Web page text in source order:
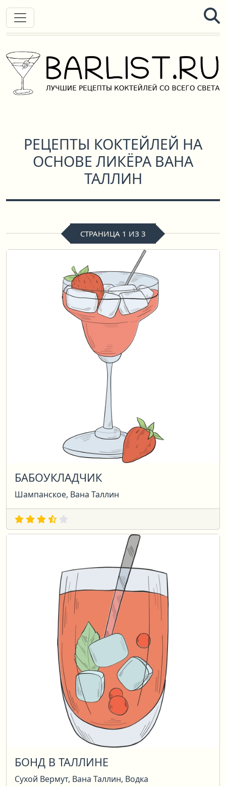
РЕЦЕПТЫ КОКТЕЙЛЕЙ НА
ОСНОВЕ ЛИКЁРА ВАНА
ТАЛЛИН
СТРАНИЦА 1 ИЗ 3
БАБОУКЛАДЧИК
Шампанское, Вана Таллин
БОНД В ТАЛЛИНЕ
Сухой Вермут, Вана Таллин, Водка